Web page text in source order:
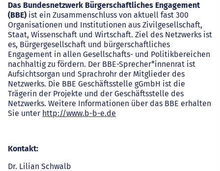
Das Bundesnetzwerk Bürgerschaftliches Engagement
(BBE) ist ein Zusammenschluss von aktuell fast 300
Organisationen und Institutionen aus Zivilgesellschaft,
Staat, Wissenschaft und Wirtschaft. Ziel des Netzwerks ist
es, Bürgergesellschaft und bürgerschaftliches
Engagement in allen Gesellschafts- und Politikbereichen
nachhaltig zu fördern. Der BBE-Sprecher*innenrat ist
Aufsichtsorgan und Sprachrohr der Mitglieder des
Netzwerks. Die BBE Geschäftsstelle gGmbH ist die
Trägerin der Projekte und der Geschäftsstelle des
Netzwerks. Weitere Informationen über das BBE erhalten
Sie unter http://www.b-b-e.de
Kontakt:
Dr. Lilian Schwalb